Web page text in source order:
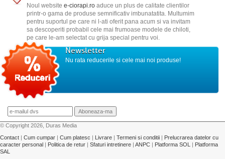
Noul website e-ciorapi.roaduce un plus de calitate clientilor
printr-o gama de produse semnificativ imbunatatita. Multumim
pentru suportul pe care ni l-ati oferit pana acum si va invitam
sa descoperiti probabil cele mai frumoase modele de chiloti,
pe care le-am selectat cu grija special pentru voi.
Newsletter
Nu rata reducerile si cele mai noi produse!
© Copyright 2026, Duras Media
Contact | Cum cumpar | Cum platesc | Livrare | Termeni si conditii | Prelucrarea datelor cu
caracter personal | Politica de retur | Sfaturi intretinere | ANPC | Platforma SOL | Platforma
SAL